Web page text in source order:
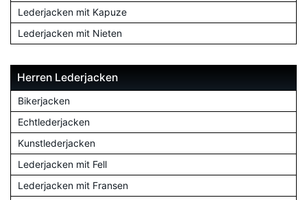
Lederjacken mit Kapuze
Lederjacken mit Nieten
Herren Lederjacken
Bikerjacken
Echtlederjacken
Kunstlederjacken
Lederjacken mit Fell
Lederjacken mit Fransen